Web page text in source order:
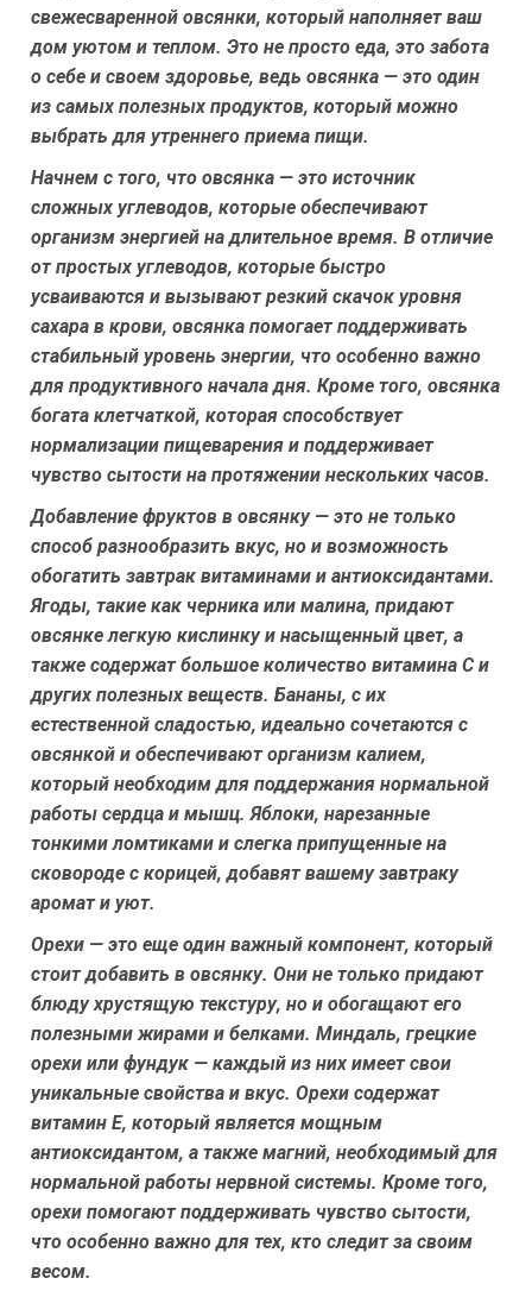
свежесваренной овсянки, который наполняет ваш
дом уютом и теплом. Это не просто еда, это забота
о себе и своем здоровье, ведь овсянка — это один
из самых полезных продуктов, который можно
выбрать для утреннего приема пищи.
Начнем с того, что овсянка — это источник
сложных углеводов, которые обеспечивают
организм энергией на длительное время. В отличие
от простых углеводов, которые быстро
усваиваются и вызывают резкий скачок уровня
сахара в крови, овсянка помогает поддерживать
стабильный уровень энергии, что особенно важно
для продуктивного начала дня. Кроме того, овсянка
богата клетчаткой, которая способствует
нормализации пищеварения и поддерживает
чувство сытости на протяжении нескольких часов.
Добавление фруктов в овсянку — это не только
способ разнообразить вкус, но и возможность
обогатить завтрак витаминами и антиоксидантами.
Ягоды, такие как черника или малина, придают
овсянке легкую кислинку и насыщенный цвет, а
также содержат большое количество витамина C и
других полезных веществ. Бананы, с их
естественной сладостью, идеально сочетаются с
овсянкой и обеспечивают организм калием,
который необходим для поддержания нормальной
работы сердца и мышц. Яблоки, нарезанные
тонкими ломтиками и слегка припущенные на
сковороде с корицей, добавят вашему завтраку
аромат и уют.
Орехи — это еще один важный компонент, который
стоит добавить в овсянку. Они не только придают
блюду хрустящую текстуру, но и обогащают его
полезными жирами и белками. Миндаль, грецкие
орехи или фундук — каждый из них имеет свои
уникальные свойства и вкус. Орехи содержат
витамин E, который является мощным
антиоксидантом, а также магний, необходимый для
нормальной работы нервной системы. Кроме того,
орехи помогают поддерживать чувство сытости,
что особенно важно для тех, кто следит за своим
весом.